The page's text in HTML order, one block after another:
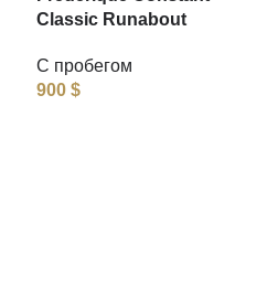
Classic Runabout
С пробегом
900 $